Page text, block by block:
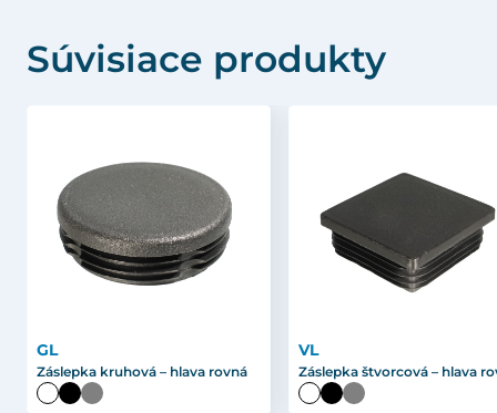
Súvisiace produkty
GL
Záslepka kruhová – hlava rovná
VL
Záslepka štvorcová – hlava